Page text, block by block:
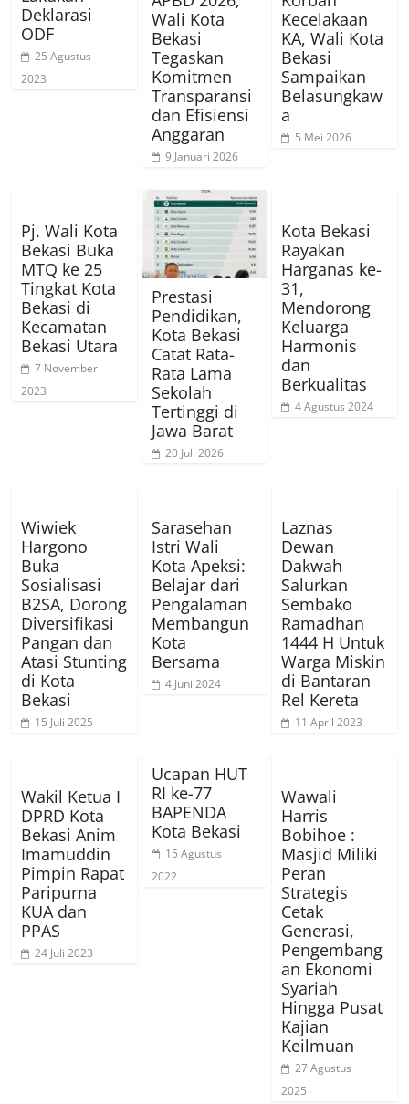
Deklarasi
ODF
25 Agustus
2023
Wali Kota
Bekasi
Tegaskan
Komitmen
Transparansi
dan Efisiensi
Anggaran
9 Januari 2026
Kecelakaan
KA, Wali Kota
Bekasi
Sampaikan
Belasungkaw
a
5 Mei 2026
Pj. Wali Kota
Bekasi Buka
MTQ ke 25
Tingkat Kota
Bekasi di
Kecamatan
Bekasi Utara
7 November
2023
Prestasi
Pendidikan,
Kota Bekasi
Catat Rata-
Rata Lama
Sekolah
Tertinggi di
Jawa Barat
20 Juli 2026
Kota Bekasi
Rayakan
Harganas ke-
31,
Mendorong
Keluarga
Harmonis
dan
Berkualitas
4 Agustus 2024
Wiwiek
Hargono
Buka
Sosialisasi
B2SA, Dorong
Diversifikasi
Pangan dan
Atasi Stunting
di Kota
Bekasi
15 Juli 2025
Sarasehan
Istri Wali
Kota Apeksi:
Belajar dari
Pengalaman
Membangun
Kota
Bersama
4 Juni 2024
Laznas
Dewan
Dakwah
Salurkan
Sembako
Ramadhan
1444 H Untuk
Warga Miskin
di Bantaran
Rel Kereta
11 April 2023
Wakil Ketua I
DPRD Kota
Bekasi Anim
Imamuddin
Pimpin Rapat
Paripurna
KUA dan
PPAS
24 Juli 2023
Ucapan HUT
RI ke-77
BAPENDA
Kota Bekasi
15 Agustus
2022
Wawali
Harris
Bobihoe :
Masjid Miliki
Peran
Strategis
Cetak
Generasi,
Pengembang
an Ekonomi
Syariah
Hingga Pusat
Kajian
Keilmuan
27 Agustus
2025